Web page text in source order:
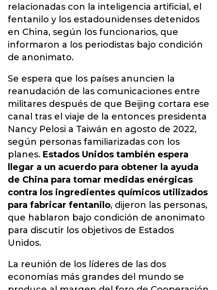
relacionadas con la inteligencia artificial, el
fentanilo y los estadounidenses detenidos
en China, según los funcionarios, que
informaron a los periodistas bajo condición
de anonimato.
Se espera que los países anuncien la
reanudación de las comunicaciones entre
militares después de que Beijing cortara ese
canal tras el viaje de la entonces presidenta
Nancy Pelosi a Taiwán en agosto de 2022,
según personas familiarizadas con los
planes. Estados Unidos también espera
llegar a un acuerdo para obtener la ayuda
de China para tomar medidas enérgicas
contra los ingredientes químicos utilizados
para fabricar fentanilo, dijeron las personas,
que hablaron bajo condición de anonimato
para discutir los objetivos de Estados
Unidos.
La reunión de los líderes de las dos
economías más grandes del mundo se